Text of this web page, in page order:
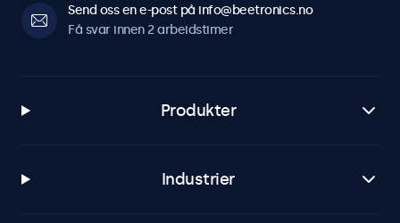
Send oss en e-post på info@beetronics.no
Få svar innen 2 arbeidstimer
Produkter
Industrier